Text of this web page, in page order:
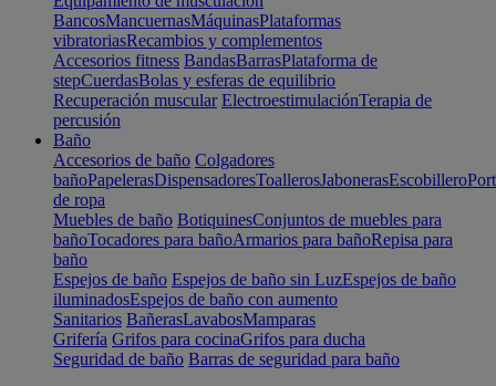
BancosMancuernasMáquinasPlataformas
vibratoriasRecambios y complementos
Accesorios fitness BandasBarrasPlataforma de
stepCuerdasBolas y esferas de equilibrio
Recuperación muscular ElectroestimulaciónTerapia de
percusión
Baño
Accesorios de baño Colgadores
bañoPapelerasDispensadoresToallerosJabonerasEscobillero
de ropa
Muebles de baño BotiquinesConjuntos de muebles para
bañoTocadores para bañoArmarios para bañoRepisa para
baño
Espejos de baño Espejos de baño sin LuzEspejos de baño
iluminadosEspejos de baño con aumento
Sanitarios BañerasLavabosMamparas
Grifería Grifos para cocinaGrifos para ducha
Seguridad de baño Barras de seguridad para baño